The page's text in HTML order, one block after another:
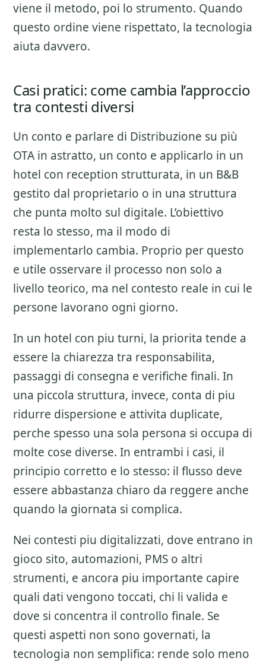
viene il metodo, poi lo strumento. Quando
questo ordine viene rispettato, la tecnologia
aiuta davvero.
Casi pratici: come cambia l’approccio
tra contesti diversi
Un conto e parlare di Distribuzione su più
OTA in astratto, un conto e applicarlo in un
hotel con reception strutturata, in un B&B
gestito dal proprietario o in una struttura
che punta molto sul digitale. L’obiettivo
resta lo stesso, ma il modo di
implementarlo cambia. Proprio per questo
e utile osservare il processo non solo a
livello teorico, ma nel contesto reale in cui le
persone lavorano ogni giorno.
In un hotel con piu turni, la priorita tende a
essere la chiarezza tra responsabilita,
passaggi di consegna e verifiche finali. In
una piccola struttura, invece, conta di piu
ridurre dispersione e attivita duplicate,
perche spesso una sola persona si occupa di
molte cose diverse. In entrambi i casi, il
principio corretto e lo stesso: il flusso deve
essere abbastanza chiaro da reggere anche
quando la giornata si complica.
Nei contesti piu digitalizzati, dove entrano in
gioco sito, automazioni, PMS o altri
strumenti, e ancora piu importante capire
quali dati vengono toccati, chi li valida e
dove si concentra il controllo finale. Se
questi aspetti non sono governati, la
tecnologia non semplifica: rende solo meno